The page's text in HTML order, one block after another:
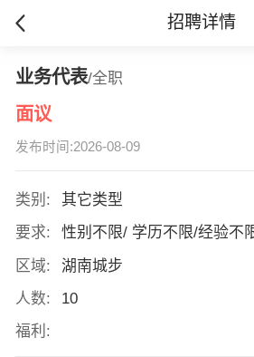
招聘详情
业务代表/全职
面议
发布时间:2026-08-09
类别:
其它类型
要求:
性别不限/ 学历不限/经验不
区域:
湖南城步
人数:
10
福利: